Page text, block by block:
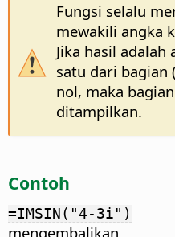
Fungsi selalu
mewakili angka
Jika hasil adalah
satu dari bagian
nol, maka
ditampilkan.
Contoh
=IMSIN("4-3i")
mengembalikan